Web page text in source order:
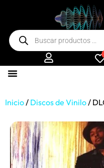
Inicio/ Discos de Vinilo/